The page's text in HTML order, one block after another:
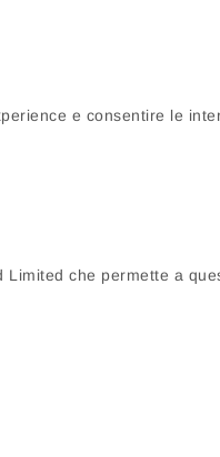
e consentire le
che permette a